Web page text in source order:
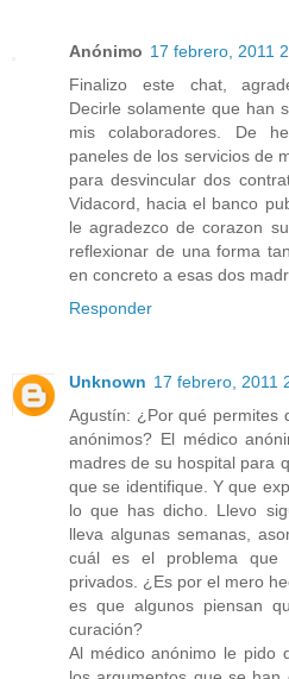
Anónimo 17 febrero, 2011
Finalizo este chat,
Decirle solamente que han
mis colaboradores. De
paneles de los servicios de
para desvincular dos
Vidacord, hacia el banco
le agradezco de corazon
reflexionar de una forma
en concreto a esas dos
Responder
Unknown 17 febrero, 2011
Agustín: ¿Por qué permites
anónimos? El médico
madres de su hospital para
que se identifique. Y que
lo que has dicho. Llevo
lleva algunas semanas,
cuál es el problema que
privados. ¿Es por el mero
es que algunos piensan
curación?
Al médico anónimo le pido